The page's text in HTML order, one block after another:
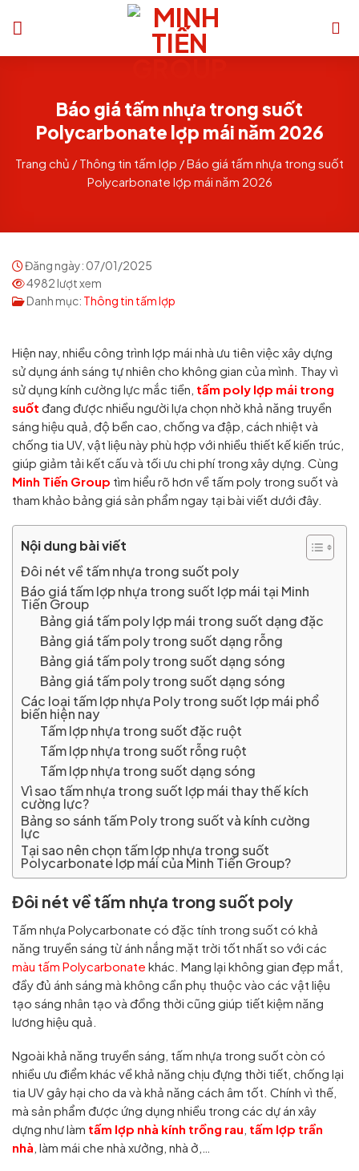
Báo giá tấm nhựa trong suốt
Polycarbonate lợp mái năm 2026
Trang chủ /Thông tin tấm lợp /Báo giá tấm nhựa trong suốt
Polycarbonate lợp mái năm 2026
Đăng ngày: 07/01/2025
4982 lượt xem
Danh mục: Thông tin tấm lợp
Hiện nay, nhiều công trình lợp mái nhà ưu tiên việc xây dựng
sử dụng ánh sáng tự nhiên cho không gian của mình. Thay vì
sử dụng kính cường lực mắc tiền, tấm poly lợp mái trong
suốt đang được nhiều người lựa chọn nhờ khả năng truyền
sáng hiệu quả, độ bền cao, chống va đập, cách nhiệt và
chống tia UV, vật liệu này phù hợp với nhiều thiết kế kiến trúc,
giúp giảm tải kết cấu và tối ưu chi phí trong xây dựng. Cùng
Minh Tiến Group tìm hiểu rõ hơn về tấm poly trong suốt và
tham khảo bảng giá sản phẩm ngay tại bài viết dưới đây.
Nội dung bài viết
Đôi nét về tấm nhựa trong suốt poly
Báo giá tấm lợp nhựa trong suốt lợp mái tại Minh
Tiến Group
Bảng giá tấm poly lợp mái trong suốt dạng đặc
Bảng giá tấm poly trong suốt dạng rỗng
Bảng giá tấm poly trong suốt dạng sóng
Bảng giá tấm poly trong suốt dạng sóng
Các loại tấm lợp nhựa Poly trong suốt lợp mái phổ
biến hiện nay
Tấm lợp nhựa trong suốt đặc ruột
Tấm lợp nhựa trong suốt rỗng ruột
Tấm lợp nhựa trong suốt dạng sóng
Vì sao tấm nhựa trong suốt lợp mái thay thế kích
cường lực?
Bảng so sánh tấm Poly trong suốt và kính cường
lực
Tại sao nên chọn tấm lợp nhựa trong suốt
Polycarbonate lợp mái của Minh Tiến Group?
Đôi nét về tấm nhựa trong suốt poly
Tấm nhựa Polycarbonate có đặc tính trong suốt có khả
năng truyền sáng từ ánh nắng mặt trời tốt nhất so với các
màu tấm Polycarbonate khác. Mang lại không gian đẹp mắt,
đầy đủ ánh sáng mà không cần phụ thuộc vào các vật liệu
tạo sáng nhân tạo và đồng thời cũng giúp tiết kiệm năng
lương hiệu quả.
Ngoài khả năng truyền sáng, tấm nhựa trong suốt còn có
nhiều ưu điểm khác về khả năng chịu đựng thời tiết, chống lại
tia UV gây hại cho da và khả năng cách âm tốt. Chính vì thế,
mà sản phẩm được ứng dụng nhiều trong các dự án xây
dựng như làm tấm lợp nhà kính trồng rau tấm lợp trần
nhà , làm mái che nhà xưởng, nhà ở,…